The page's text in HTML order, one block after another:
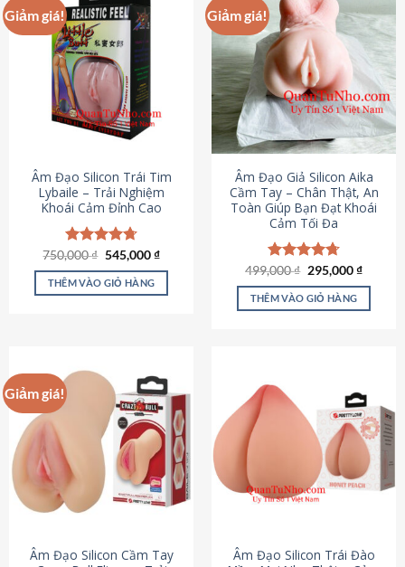
Giảm giá!
Âm Đạo Silicon Trái Tim
Lybaile – Trải Nghiệm
Khoái Cảm Đỉnh Cao
Được xếp
hạng4.70
5 sao
750,000₫ Giá
là:
750,000 ₫.
545,000₫Giá
tại
545,000 ₫.
THÊM VÀO GIỎ HÀNG
Giảm giá!
Âm Đạo Giả Silicon Aika
Cầm Tay – Chân Thật, An
Toàn Giúp Bạn Đạt Khoái
Cảm Tối Đa
Được xếp
hạng4.75
5 sao
499,000₫ Giá
là:
499,000 ₫.
295,000₫Giá
tại
THÊM VÀO GIỎ HÀNG
Giảm giá!
Âm Đạo Silicon Cầm Tay
Âm Đạo Silicon Trái Đào